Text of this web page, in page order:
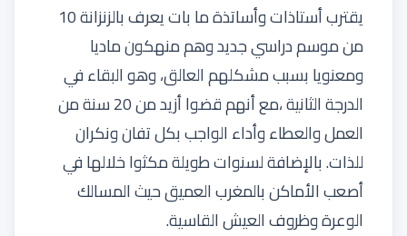
يقترب أستاذات وأساتذة ما بات يعرف بالزنزانة 10
من موسم دراسي جديد وهم منهكون ماديا
ومعنويا بسبب مشكلهم العالق، وهو البقاء في
الدرجة الثانية ،مع أنهم قضوا أزيد من 20 سنة من
العمل والعطاء وأداء الواجب بكل تفان ونكران
للذات. بالإضافة لسنوات طويلة مكثوا خلالها في
أصعب الأماكن بالمغرب العميق حيث المسالك
الوعرة وظروف العيش القاسية.